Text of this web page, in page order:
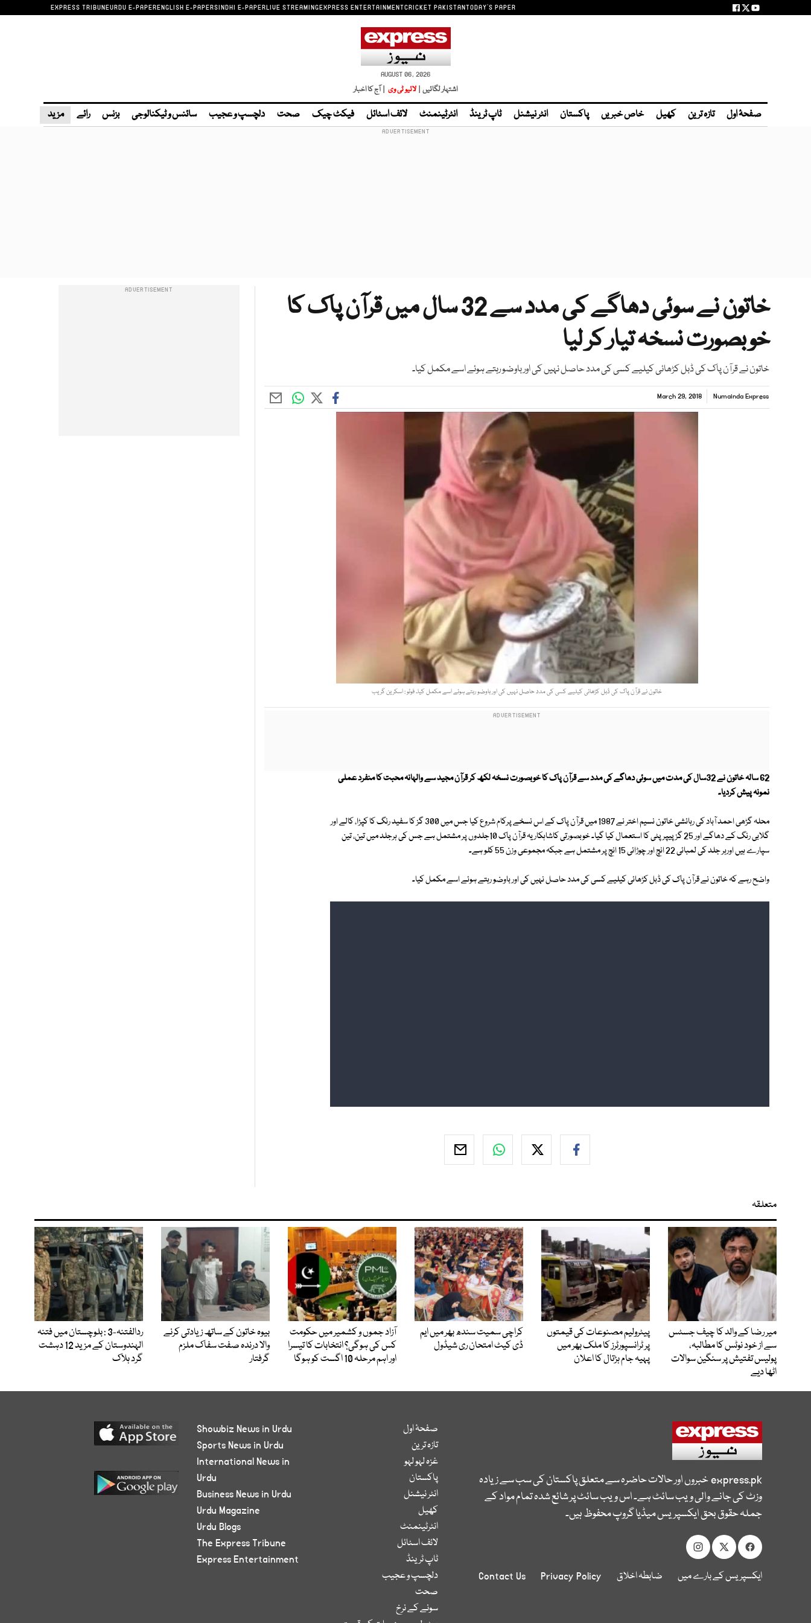
EXPRESS TRIBUNEURDU E-PAPERENGLISH E-PAPERSINDHI E-PAPERLIVE STREAMINGEXPRESS ENTERTAINMENTCRICKET PAKISTANTODAY'S PAPER
AUGUST 06, 2026
اشتہار لگائیں | لائیو ٹی وی | آج کا اخبار
صفحۂ اول تازہ ترین کھیل خاص خبریں پاکستان انٹر نیشنل ٹاپ ٹرینڈ انٹرٹینمنٹ لائف اسٹائل فیکٹ چیک صحت دلچسپ و عجیب سائنس و ٹیکنالوجی بزنس رائے مزید
خاتون نے سوئی دھاگے کی مدد سے 32 سال میں قرآن پاک کا
خوبصورت نسخہ تیار کر لیا
خاتون نے قرآن پاک کی ڈبل کڑھائی کیلیے کسی کی مدد حاصل نہیں کی اور باوضو رہتے ہوئے اسے مکمل کیا۔
Numainda Express
March 29, 2018
خاتون نے قرآن پاک کی ڈبل کڑھائی کیلیے کسی کی مدد حاصل نہیں کی اور باوضو رہتے ہوئے اسے مکمل کیا۔ فوٹو : اسکرین گریب
62 سالہ خاتون نے 32سال کی مدت میں سوئی دھاگے کی مدد سے قرآن پاک کا خوبصورت نسخہ لکھ کر قرآن مجید سے والہانہ محبت کا منفرد عملی
نمونہ پیش کردیا۔
محلہ گڑھی احمد آباد کی رہائشی خاتون نسیم اختر نے 1987 میں قرآن پاک کے اس نسخے پرکام شروع کیا جس میں 300 گز کا سفید رنگ کا کپڑا، کالے اور
گلابی رنگ کے دھاگے اور 25 گز پیپر پٹی کا استعمال کیا گیا۔ خوبصورتی کاشاہکار یہ قرآن پاک 10جلدوں پر مشتمل ہے جس کی ہرجلد میں تین، تین
سپارے ہیں اورہر جلد کی لمبائی 22 انچ اور چوڑائی 15 انچ پر مشتمل ہے جبکہ مجموعی وزن 55 کلو ہے۔
واضح رہے کہ خاتون نے قرآن پاک کی ڈبل کڑھائی کیلیے کسی کی مدد حاصل نہیں کی اور باوضو رہتے ہوئے اسے مکمل کیا۔
متعلقہ
میر رضا کے والد کا چیف جسٹس
سے از خود نوٹس کا مطالبہ،
پولیس تفتیش پر سنگین سوالات
اٹھا دیے
پیٹرولیم مصنوعات کی قیمتوں
پر ٹرانسپورٹرز کا ملک بھر میں
پہیہ جام ہڑتال کا اعلان
کراچی سمیت سندھ بھر میں ایم
ڈی کیٹ امتحان ری شیڈول
آزاد جموں و کشمیر میں حکومت
کس کی ہوگی؟ انتخابات کا تیسرا
اور اہم مرحلہ 10 اگست کو ہوگا
بیوہ خاتون کے ساتھ زیادتی کرنے
والا درندہ صفت سفاک ملزم
گرفتار
ردالفتنہ-3 : بلوچستان میں فتنہ
الہندوستان کے مزید 12 دہشت
گرد ہلاک
express.pkخبروں اور حالات حاضرہ سے متعلق پاکستان کی سب سے زیادہ
وزٹ کی جانے والی ویب سائٹ ہے۔ اس ویب سائٹ پر شائع شدہ تمام مواد کے
جملہ حقوق بحق ایکسپریس میڈیا گروپ محفوظ ہیں۔
ایکسپریس کے بارے میں ضابطہ اخلاق Privacy Policy
Contact Us
صفحۂ اول
تازہ ترین
غزہ لہو لہو
پاکستان
انٹر نیشنل
کھیل
انٹرٹینمنٹ
لائف اسٹائل
ٹاپ ٹرینڈ
دلچسپ و عجیب
صحت
سونے کے نرخ
Showbiz News in Urdu
Sports News in Urdu
International News in
Urdu
Business News in Urdu
Urdu Magazine
Urdu Blogs
The Express Tribune
Express Entertainment